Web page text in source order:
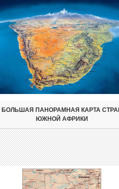
БОЛЬШАЯ ПАНОРАМНАЯ КАРТА
ЮЖНОЙ АФРИКИ